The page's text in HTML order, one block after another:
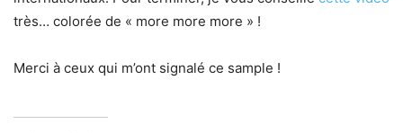
très… colorée de « more more more » !
Merci à ceux qui m’ont signalé ce sample !